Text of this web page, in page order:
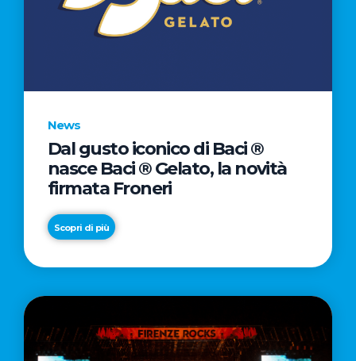
News
Dal gusto iconico di Baci ®
nasce Baci ® Gelato, la novità
firmata Froneri
Scopri di più